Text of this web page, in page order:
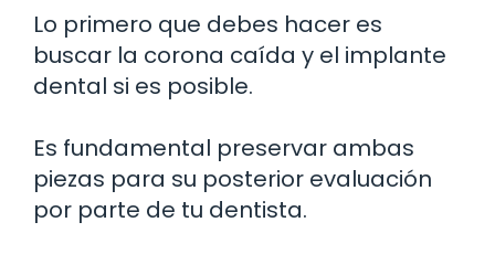
Lo primero que debes hacer es
buscar la corona caída y el implante
dental si es posible.
Es fundamental preservar ambas
piezas para su posterior evaluación
por parte de tu dentista.